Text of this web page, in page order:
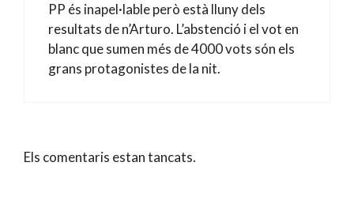
PP és inapel·lable però està lluny dels
resultats de n’Arturo. L’abstenció i el vot en
blanc que sumen més de 4000 vots són els
grans protagonistes de la nit.
Els comentaris estan tancats.